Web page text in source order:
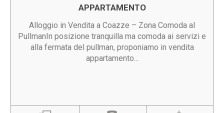
APPARTAMENTO
Alloggio in Vendita a Coazze – Zona Comoda al
PullmanIn posizione tranquilla ma comoda ai servizi e
alla fermata del pullman, proponiamo in vendita
appartamento...